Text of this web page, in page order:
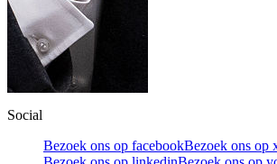
Social
Bezoek ons op facebookBezoek ons op